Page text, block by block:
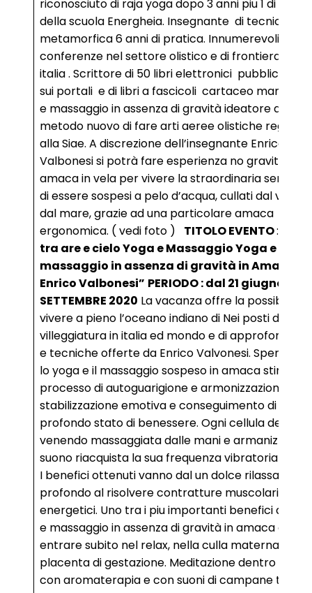
riconosciuto di raja yoga dopo 3 anni piu 1 di stage
della scuola Energheia. Insegnante di tecnica
metamorfica 6 anni di pratica. Innumerevoli
conferenze nel settore olistico e di frontiera in
italia . Scrittore di 50 libri elettronici pubblicati on
sui portali e di libri a fascicoli cartaceo manauli
e massaggio in assenza di gravità ideatore di un
metodo nuovo di fare arti aeree olistiche
alla Siae. A discrezione dell’insegnante Enrico
Valbonesi si potrà fare esperienza no gravity con
amaca in vela per vivere la straordinaria
di essere sospesi a pelo d’acqua, cullati dal vento
dal mare, grazie ad una particolare amaca
ergonomica. ( vedi foto ) TITOLO EVENTO:
tra are e cielo Yoga e Massaggio Yoga e
massaggio in assenza di gravità in Amaca
Enrico Valbonesi” PERIODO : dal 21 giugno al
SETTEMBRE 2020 La vacanza offre la possibilità
vivere a pieno l’oceano indiano di Nei posti di
villeggiatura in italia ed mondo e di approfondire
e tecniche offerte da Enrico Valvonesi.
lo yoga e il massaggio sospeso in amaca stimola il
processo di autoguarigione e armonizzazione,
stabilizzazione emotiva e conseguimento di un
profondo stato di benessere. Ogni cellula del
venendo massaggiata dalle mani e armanizzata
suono riacquista la sua frequenza vibratoria
I benefici ottenuti vanno dal un dolce
profondo al risolvere contratture muscolari e
energetici. Uno tra i piu importanti benefici dell’
e massaggio in assenza di gravità in amaca è
entrare subito nel relax, nella culla materna. nella
placenta di gestazione. Meditazione dentro
con aromaterapia e con suoni di campane